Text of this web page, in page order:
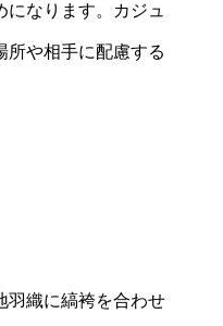
なります。カジュ
所や相手に配慮する
羽織に縞袴を合わせ